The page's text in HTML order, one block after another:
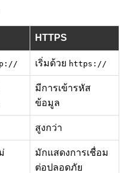
HTTPS
เริ่มด้วย https://
มีการเข้ารหัส
ข้อมูล
สูงกว่า
มักแสดงการเชื่อม
ต่อปลอดภัย